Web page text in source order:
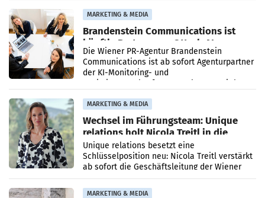
MARKETING & MEDIA
Brandenstein Communications ist
künftig Partner von OtterlyAI
Die Wiener PR-Agentur Brandenstein
Communications ist ab sofort Agenturpartner
der KI-Monitoring- und
Optimierungsplattform OtterlyAI. Damit baut
MARKETING & MEDIA
Wechsel im Führungsteam: Unique
relations holt Nicola Treitl in die
Geschäftsleitung
Unique relations besetzt eine
Schlüsselposition neu: Nicola Treitl verstärkt
ab sofort die Geschäftsleitung der Wiener
PR-Agentur an der Seite von Josef Kalina und
Anna Kalina-Mahr.
MARKETING & MEDIA